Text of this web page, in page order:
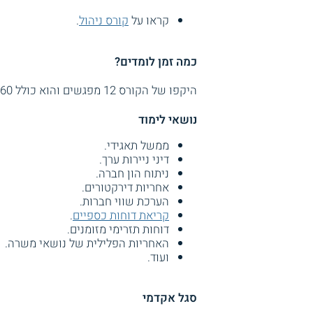
קראו עלקורס ניהול.
כמה זמן לומדים?
היקפו של הקורס 12 מפגשים והוא כולל 60 שעות אקדמיות. המפגשים נערכים אחת לשבוע, בשעות הערב.
נושאי לימוד
ממשל תאגידי.
דיני ניירות ערך.
ניתוח הון חברה.
אחריות דירקטורים.
הערכת שווי חברות.
קריאת דוחות כספיים.
דוחות תזרימי מזומנים.
האחריות הפלילית של נושאי משרה.
ועוד.
סגל אקדמי